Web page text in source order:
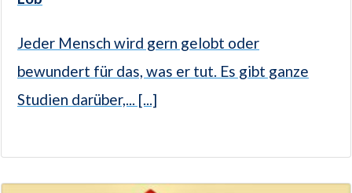
Jeder Mensch wird gern gelobt oder
bewundert für das, was er tut. Es gibt ganze
Studien darüber,... [...]